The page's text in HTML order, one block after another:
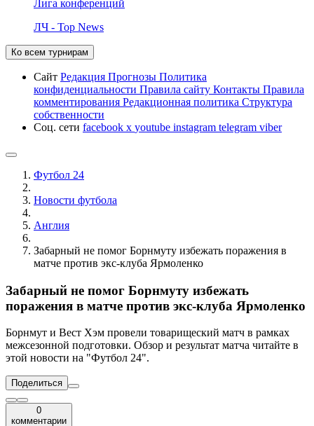
Лига конференций
ЛЧ - Top News
Ко всем турнирам
Сайт Редакция Прогнозы Политика
конфиденциальности Правила сайту Контакты Правила
комментирования Редакционная политика Структура
собственности
Соц. сети facebook x youtube instagram telegram viber
Футбол 24
Новости футбола
Англия
Забарный не помог Борнмуту избежать поражения в
матче против экс-клуба Ярмоленко
Забарный не помог Борнмуту избежать
поражения в матче против экс-клуба Ярмоленко
Борнмут и Вест Хэм провели товарищеский матч в рамках
межсезонной подготовки. Обзор и результат матча читайте в
этой новости на "Футбол 24".
Поделиться
0
комментарии